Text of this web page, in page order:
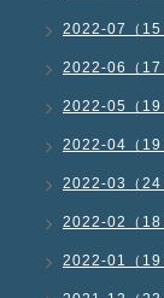
2022-07（15
2022-06（17
2022-05（19
2022-04（19
2022-03（24
2022-02（18
2022-01（19